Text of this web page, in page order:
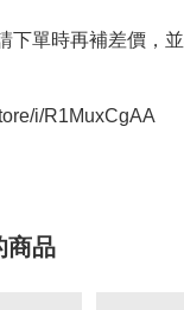
下單時再補差價，
i/R1MuxCgAA
商品